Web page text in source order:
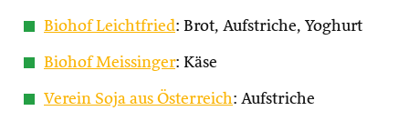
Biohof Leichtfried: Brot, Aufstriche, Yoghurt
Biohof Meissinger: Käse
Verein Soja aus Österreich: Aufstriche